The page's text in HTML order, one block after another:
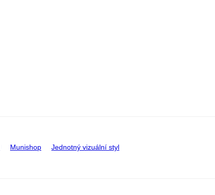
Munishop Jednotný vizuální styl